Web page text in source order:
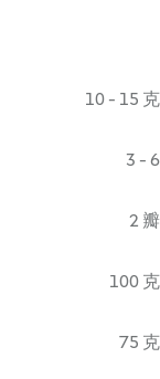
10 - 15 克
3 - 6
2 瓣
100 克
75 克